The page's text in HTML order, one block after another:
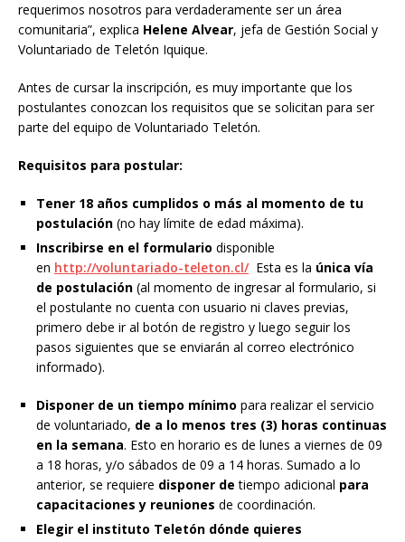
requerimos nosotros para verdaderamente ser un área
comunitaria”, explica Helene Alvear, jefa de Gestión Social y
Voluntariado de Teletón Iquique.
Antes de cursar la inscripción, es muy importante que los
postulantes conozcan los requisitos que se solicitan para ser
parte del equipo de Voluntariado Teletón.
Requisitos para postular:
Tener 18 años cumplidos o más al momento de tu
postulación (no hay límite de edad máxima).
Inscribirse en el formulario disponible
en http://voluntariado-teleton.cl/ Esta es la única vía
de postulación (al momento de ingresar al formulario, si
el postulante no cuenta con usuario ni claves previas,
primero debe ir al botón de registro y luego seguir los
pasos siguientes que se enviarán al correo electrónico
informado).
Disponer de un tiempo mínimo para realizar el servicio
de voluntariado, de a lo menos tres (3) horas continuas
en la semana. Esto en horario es de lunes a viernes de 09
a 18 horas, y/o sábados de 09 a 14 horas. Sumado a lo
anterior, se requiere disponer detiempo adicional para
capacitaciones y reuniones de coordinación.
Elegir el instituto Teletón dónde quieres